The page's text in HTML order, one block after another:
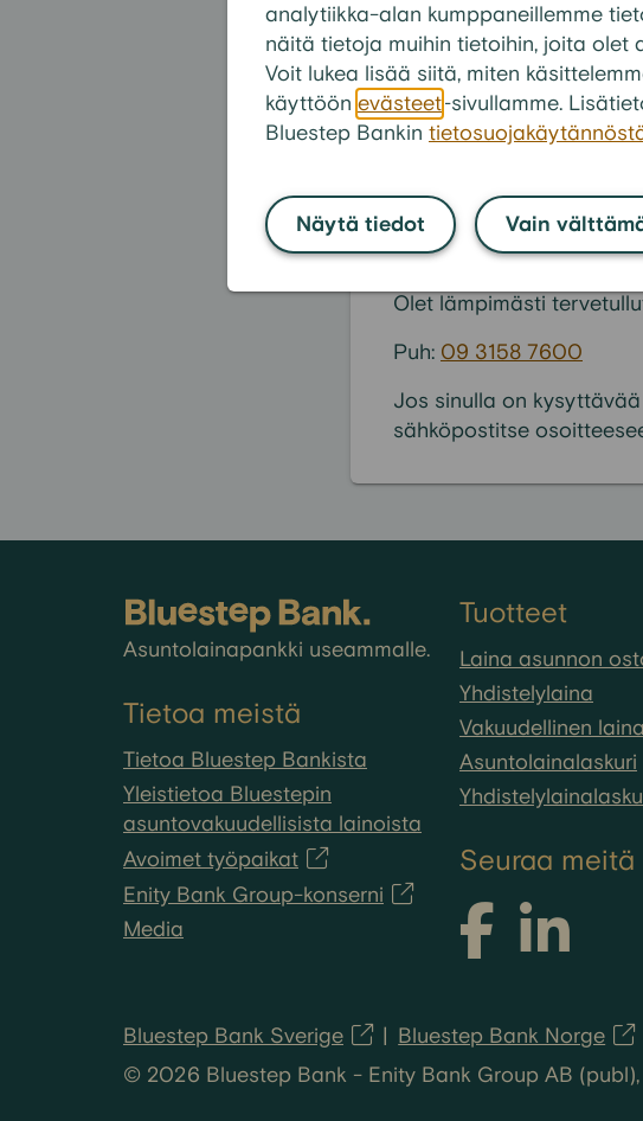
analytiikka-alan kumppaneillemme
näitä tietoja muihin tietoihin, joita olet
Voit lukea lisää siitä, miten
käyttöön evästeet-sivullamme.
Bluestep Bankin
Näytä tiedot Vain
Mitä ulosoton
Milloin ulosotto alkaa?
Etkö löytänyt
Olet lämpimästi
Puh: 09 3158 7600
Jos sinulla on
sähköpostitse
Asuntolainapankki useammalle.
Tietoa meistä
Tietoa Bluestep Bankista
Yleistietoa Bluestepin
asuntovakuudellisista lainoista
Avoimet työpaikat
Enity Bank Group-konserni
Media
Tuotteet
Laina asunnon
Yhdistelylaina
Vakuudellinen laina
Asuntolainalaskuri
Seuraa meitä
Bluestep Bank Sverige Bluestep Bank Norge
© 2026 Bluestep Bank - Enity Bank Group AB